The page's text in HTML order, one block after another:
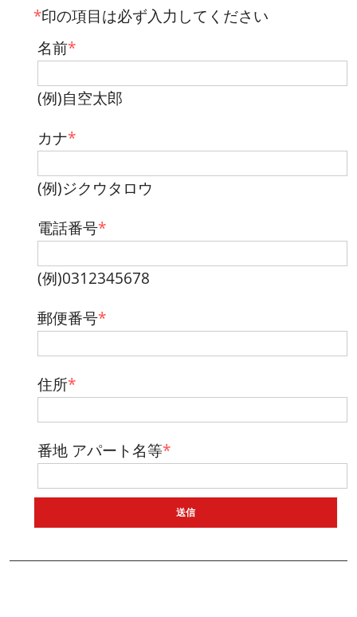
*印の項目は必ず入力してください
名前*
(例)自空太郎
カナ*
(例)ジクウタロウ
電話番号*
(例)0312345678
郵便番号*
住所*
番地 アパート名等*